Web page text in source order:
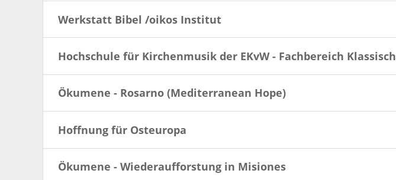
Werkstatt Bibel /oikos Institut
Hochschule für Kirchenmusik der EKvW - Fachbereich Klassisch
Ökumene - Rosarno (Mediterranean Hope)
Hoffnung für Osteuropa
Ökumene - Wiederaufforstung in Misiones